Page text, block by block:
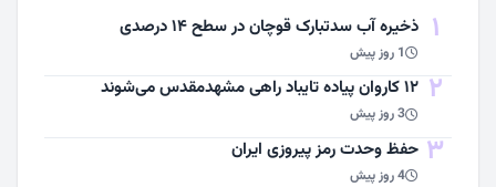
1 ذخیره آب سدتبارک قوچان در سطح ۱۴ درصدی
1 روز پیش
2 ۱۲ کاروان پیاده تایباد راهی مشهدمقدس می‌شوند
3 روز پیش
3 حفظ وحدت رمز پیروزی ایران
4 روز پیش